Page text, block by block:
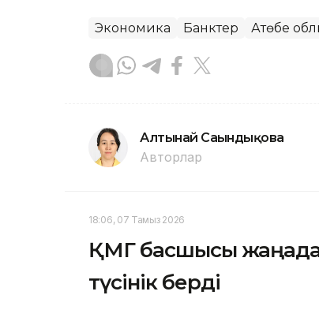
Экономика Банктер Ақтөбе
Алтынай Сағындықова
Авторлар
18:06, 07 Тамыз 2026
ҚМГ басшысы жаңадан
түсінік берді